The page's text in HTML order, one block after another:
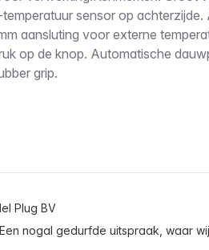
sensor op achterzijde.
aansluting voor externe
op de knop. Automatische
grip.
nogal gedurfde uitspraak, waar